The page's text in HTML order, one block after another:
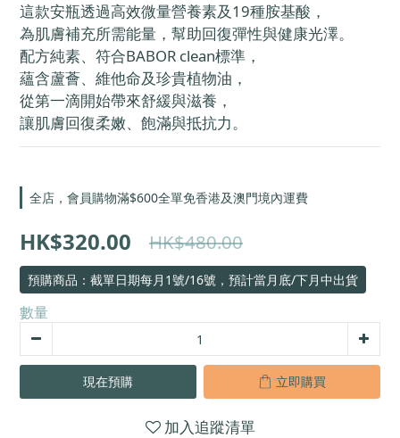
這款安瓶透過高效微量營養素及19種胺基酸，
為肌膚補充所需能量，幫助回復彈性與健康光澤。
配方純素、符合BABOR clean標準，
蘊含蘆薈、維他命及珍貴植物油，
從第一滴開始帶來舒緩與滋養，
讓肌膚回復柔嫩、飽滿與抵抗力。
全店，會員購物滿$600全單免香港及澳門境內運費
HK$320.00 HK$480.00
預購商品：截單日期每月1號/16號，預計當月底/下月中出貨
數量
現在預購 立即購買
加入追蹤清單